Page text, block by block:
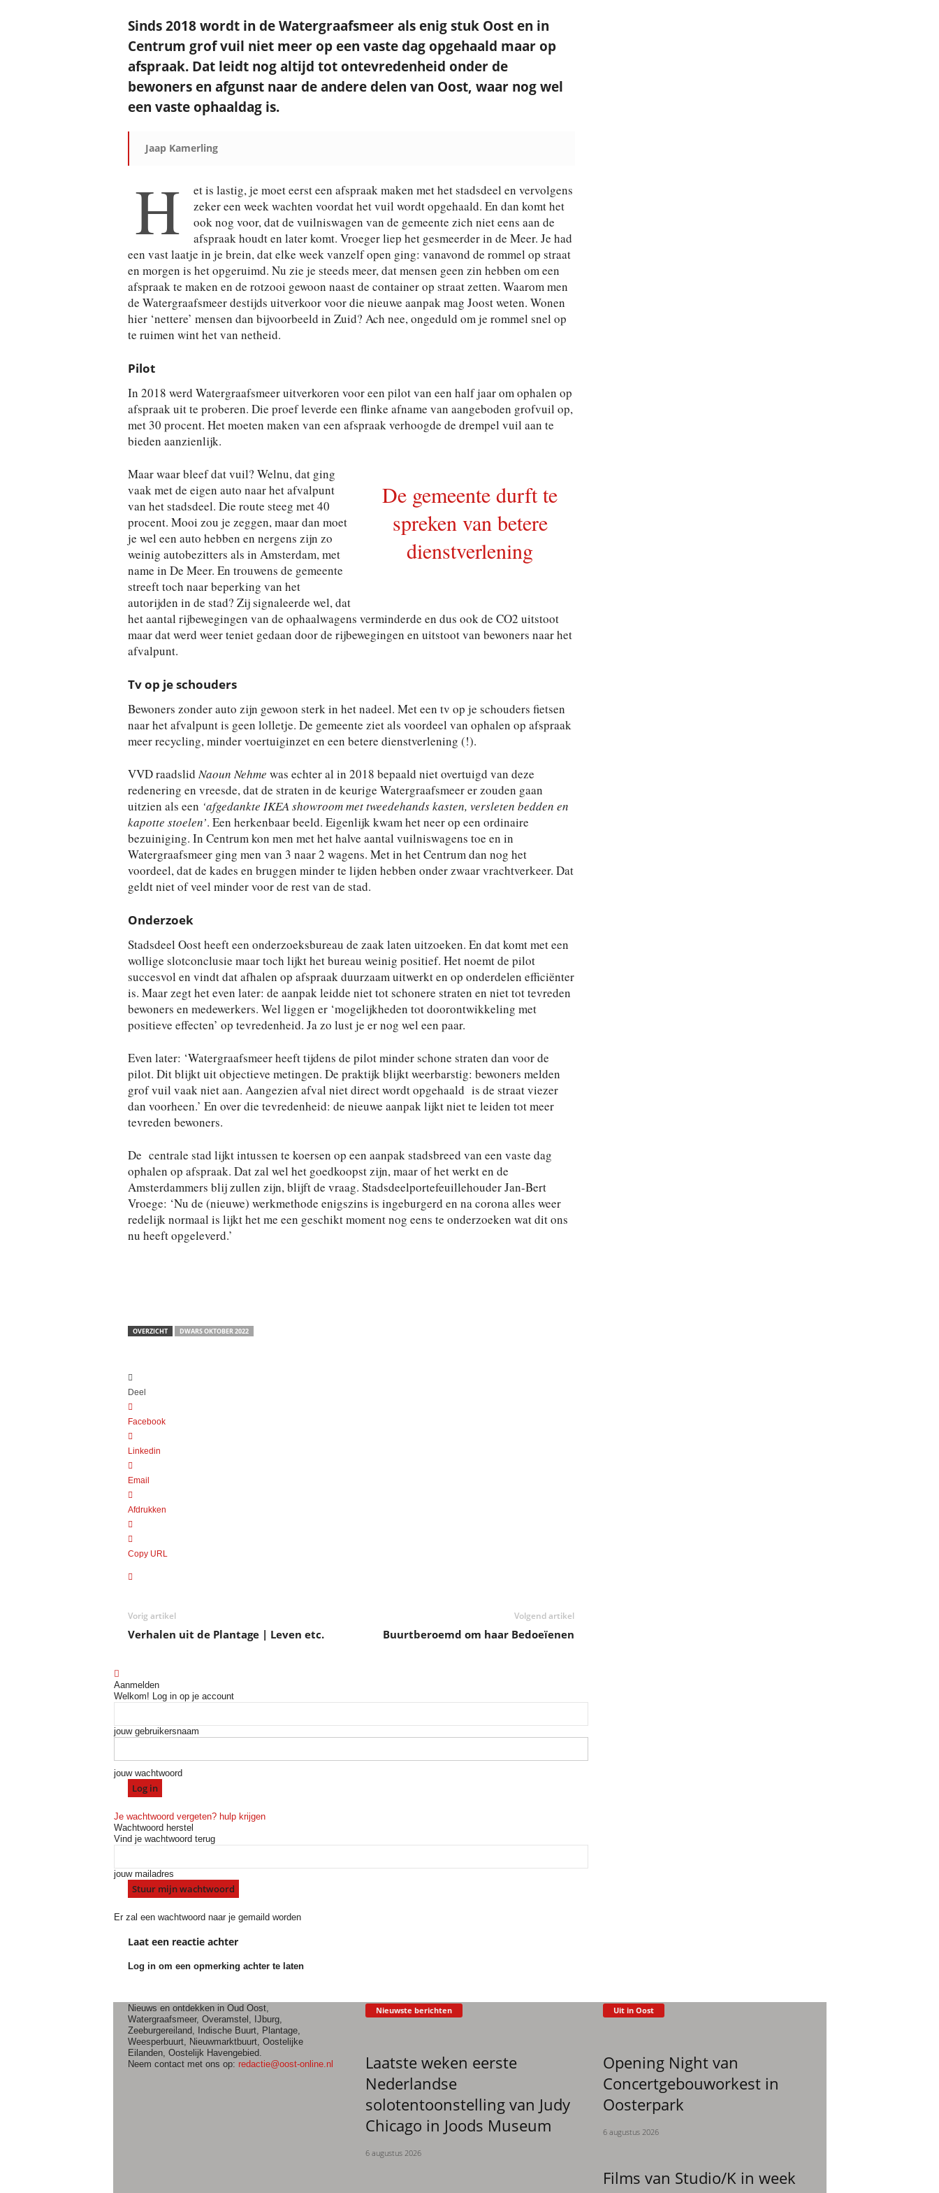
Sinds 2018 wordt in de Watergraafsmeer als enig stuk Oost en in
Centrum grof vuil niet meer op een vaste dag opgehaald maar op
afspraak. Dat leidt nog altijd tot ontevredenheid onder de
bewoners en afgunst naar de andere delen van Oost, waar nog wel
een vaste ophaaldag is.
Jaap Kamerling
H
et is lastig, je moet eerst een afspraak maken met het stadsdeel en vervolgens
zeker een week wachten voordat het vuil wordt opgehaald. En dan komt het
ook nog voor, dat de vuilniswagen van de gemeente zich niet eens aan de
afspraak houdt en later komt. Vroeger liep het gesmeerder in de Meer. Je had
een vast laatje in je brein, dat elke week vanzelf open ging: vanavond de rommel op straat
en morgen is het opgeruimd. Nu zie je steeds meer, dat mensen geen zin hebben om een
afspraak te maken en de rotzooi gewoon naast de container op straat zetten. Waarom men
de Watergraafsmeer destijds uitverkoor voor die nieuwe aanpak mag Joost weten. Wonen
hier ‘nettere’ mensen dan bijvoorbeeld in Zuid? Ach nee, ongeduld om je rommel snel op
te ruimen wint het van netheid.
Pilot
In 2018 werd Watergraafsmeer uitverkoren voor een pilot van een half jaar om ophalen op
afspraak uit te proberen. Die proef leverde een flinke afname van aangeboden grofvuil op,
met 30 procent. Het moeten maken van een afspraak verhoogde de drempel vuil aan te
bieden aanzienlijk.
De gemeente durft te
spreken van betere
dienstverlening
Maar waar bleef dat vuil? Welnu, dat ging
vaak met de eigen auto naar het afvalpunt
van het stadsdeel. Die route steeg met 40
procent. Mooi zou je zeggen, maar dan moet
je wel een auto hebben en nergens zijn zo
weinig autobezitters als in Amsterdam, met
name in De Meer. En trouwens de gemeente
streeft toch naar beperking van het
autorijden in de stad? Zij signaleerde wel, dat
het aantal rijbewegingen van de ophaalwagens verminderde en dus ook de CO2 uitstoot
maar dat werd weer teniet gedaan door de rijbewegingen en uitstoot van bewoners naar het
afvalpunt.
Tv op je schouders
Bewoners zonder auto zijn gewoon sterk in het nadeel. Met een tv op je schouders fietsen
naar het afvalpunt is geen lolletje. De gemeente ziet als voordeel van ophalen op afspraak
meer recycling, minder voertuiginzet en een betere dienstverlening (!).
VVD raadslid Naoun Nehme was echter al in 2018 bepaald niet overtuigd van deze
redenering en vreesde, dat de straten in de keurige Watergraafsmeer er zouden gaan
uitzien als een ‘afgedankte IKEA showroom met tweedehands kasten, versleten bedden en
kapotte stoelen’. Een herkenbaar beeld. Eigenlijk kwam het neer op een ordinaire
bezuiniging. In Centrum kon men met het halve aantal vuilniswagens toe en in
Watergraafsmeer ging men van 3 naar 2 wagens. Met in het Centrum dan nog het
voordeel, dat de kades en bruggen minder te lijden hebben onder zwaar vrachtverkeer. Dat
geldt niet of veel minder voor de rest van de stad.
Onderzoek
Stadsdeel Oost heeft een onderzoeksbureau de zaak laten uitzoeken. En dat komt met een
wollige slotconclusie maar toch lijkt het bureau weinig positief. Het noemt de pilot
succesvol en vindt dat afhalen op afspraak duurzaam uitwerkt en op onderdelen efficiënter
is. Maar zegt het even later: de aanpak leidde niet tot schonere straten en niet tot tevreden
bewoners en medewerkers. Wel liggen er ‘mogelijkheden tot doorontwikkeling met
positieve effecten’ op tevredenheid. Ja zo lust je er nog wel een paar.
Even later: ‘Watergraafsmeer heeft tijdens de pilot minder schone straten dan voor de
pilot. Dit blijkt uit objectieve metingen. De praktijk blijkt weerbarstig: bewoners melden
grof vuil vaak niet aan. Aangezien afval niet direct wordt opgehaald is de straat viezer
dan voorheen.’ En over die tevredenheid: de nieuwe aanpak lijkt niet te leiden tot meer
tevreden bewoners.
De centrale stad lijkt intussen te koersen op een aanpak stadsbreed van een vaste dag
ophalen op afspraak. Dat zal wel het goedkoopst zijn, maar of het werkt en de
Amsterdammers blij zullen zijn, blijft de vraag. Stadsdeelportefeuillehouder Jan-Bert
Vroege: ‘Nu de (nieuwe) werkmethode enigszins is ingeburgerd en na corona alles weer
redelijk normaal is lijkt het me een geschikt moment nog eens te onderzoeken wat dit ons
nu heeft opgeleverd.’
OVERZICHT DWARS OKTOBER 2022
Deel
Facebook
Linkedin
Email
Afdrukken
Copy URL
Vorig artikel
Verhalen uit de Plantage | Leven etc.
Volgend artikel
Buurtberoemd om haar Bedoeïenen
Aanmelden
Welkom! Log in op je account
jouw gebruikersnaam
jouw wachtwoord
Je wachtwoord vergeten? hulp krijgen
Wachtwoord herstel
Vind je wachtwoord terug
jouw mailadres
Er zal een wachtwoord naar je gemaild worden
Laat een reactie achter
Log in om een opmerking achter te laten
Nieuws en ontdekken in Oud Oost,
Watergraafsmeer, Overamstel, IJburg,
Zeeburgereiland, Indische Buurt, Plantage,
Weesperbuurt, Nieuwmarktbuurt, Oostelijke
Eilanden, Oostelijk Havengebied.
Neem contact met ons op: redactie@oost-online.nl
Nieuwste berichten
Laatste weken eerste
Nederlandse
solotentoonstelling van Judy
Chicago in Joods Museum
6 augustus 2026
Uit in Oost
Opening Night van
Concertgebouworkest in
Oosterpark
6 augustus 2026
Films van Studio/K in week